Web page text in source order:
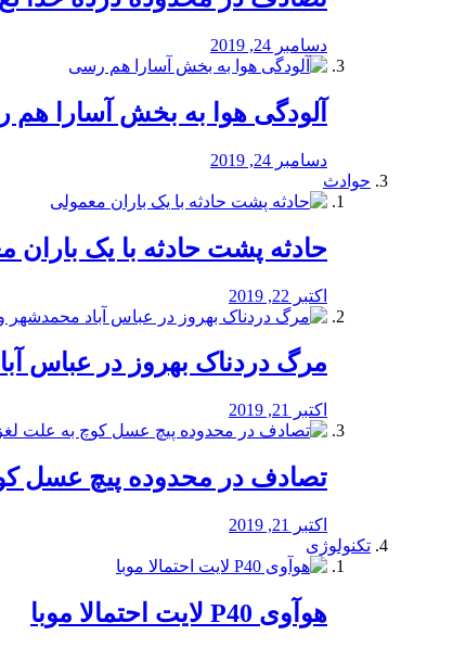
دسامبر 24, 2019
آلودگی هوا به بخش آسارا
دسامبر 24, 2019
حوادث
️حادثه پشت حادثه با یک باران
اکتبر 22, 2019
مرگ دردناک بهروز در
اکتبر 21, 2019
تصادف در محدوده پیچ عسل
اکتبر 21, 2019
تکنولوژی
هوآوی P40 لایت احتمالا موبا